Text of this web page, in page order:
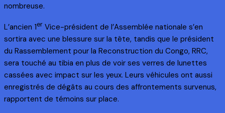
nombreuse.
L’ancien 1er Vice-président de l’Assemblée nationale s’en
sortira avec une blessure sur la tête, tandis que le président
du Rassemblement pour la Reconstruction du Congo, RRC,
sera touché au tibia en plus de voir ses verres de lunettes
cassées avec impact sur les yeux. Leurs véhicules ont aussi
enregistrés de dégâts au cours des affrontements survenus,
rapportent de témoins sur place.